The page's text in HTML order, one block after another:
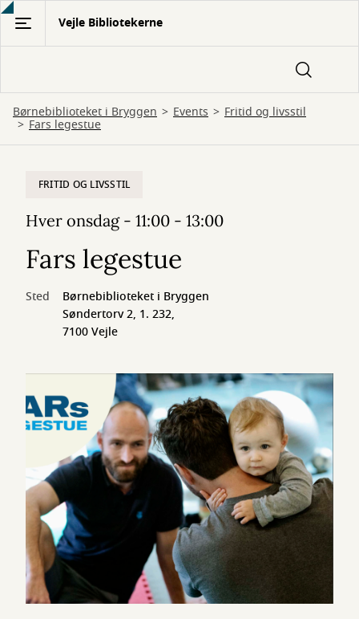
Gå
hovedindhold
Vejle Bibliotekerne
Børnebiblioteket i Bryggen Events Fritid og livsstil
Fars legestue
FRITID OG LIVSSTIL
Hver onsdag - 11:00 - 13:00
Fars legestue
Sted
Børnebiblioteket i Bryggen
Søndertorv 2, 1. 232,
7100 Vejle